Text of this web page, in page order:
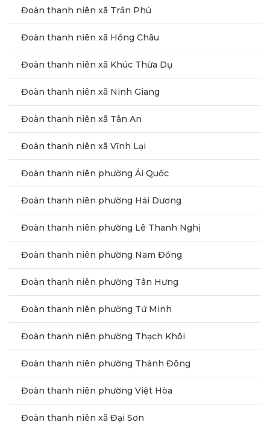
Đoàn thanh niên xã Trần Phú
Đoàn thanh niên xã Hồng Châu
Đoàn thanh niên xã Khúc Thừa Dụ
Đoàn thanh niên xã Ninh Giang
Đoàn thanh niên xã Tân An
Đoàn thanh niên xã Vĩnh Lại
Đoàn thanh niên phường Ái Quốc
Đoàn thanh niên phường Hải Dương
Đoàn thanh niên phường Lê Thanh Nghị
Đoàn thanh niên phường Nam Đồng
Đoàn thanh niên phường Tân Hưng
Đoàn thanh niên phường Tứ Minh
Đoàn thanh niên phường Thạch Khôi
Đoàn thanh niên phường Thành Đông
Đoàn thanh niên phường Việt Hòa
Đoàn thanh niên xã Đại Sơn